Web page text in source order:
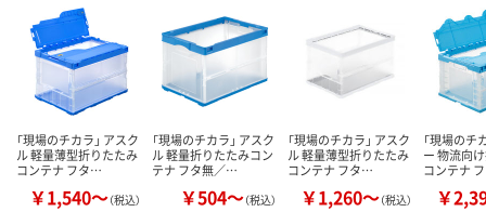
「現場のチカラ」 アスク
ル 軽量薄型折りたたみ
コンテナ フタ…
￥1,540～（税込）
「現場のチカラ」 アスク
ル 軽量折りたたみコン
テナ フタ無／…
￥504～（税込）
「現場のチカラ」 アスク
ル 軽量薄型折りたたみ
コンテナ フタ…
￥1,260～（税込）
「現場のチ
ー 物流向
コンテナ
￥